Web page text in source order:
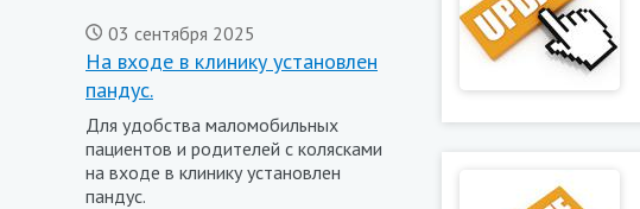
03 сентября 2025
На входе в клинику установлен
пандус.
Для удобства маломобильных
пациентов и родителей с колясками
на входе в клинику установлен
пандус.